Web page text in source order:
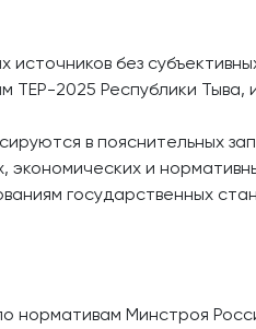
без
2025 Республики
в пояснительных
и
государственных
нормативам Минстроя